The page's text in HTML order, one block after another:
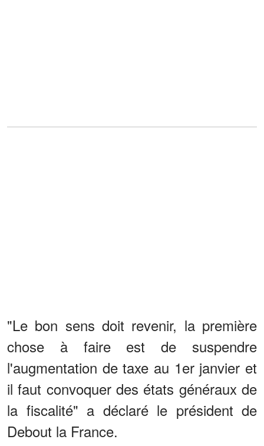
"Le bon sens doit revenir, la première
chose à faire est de suspendre
l'augmentation de taxe au 1er janvier et
il faut convoquer des états généraux de
la fiscalité" a déclaré le président de
Debout la France.